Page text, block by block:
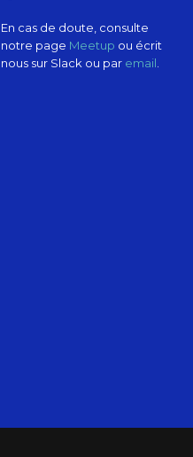
En cas de doute, consulte
notre page Meetup ou écrit
nous sur Slack ou par email